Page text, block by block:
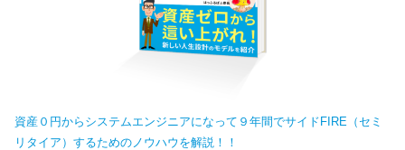
資産０円からシステムエンジニアになって９年間でサイドFIRE（セミ
リタイア）するためのノウハウを解説！！